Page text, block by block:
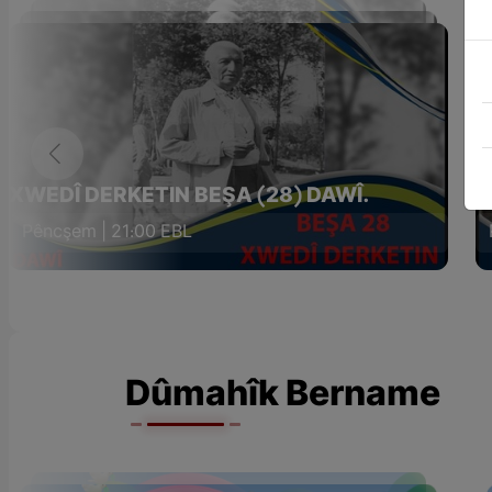
XWEDÎ DERKETIN BEŞA (28) DAWÎ.
Pêncşem | 21:00 EBL
Dûmahîk Bername